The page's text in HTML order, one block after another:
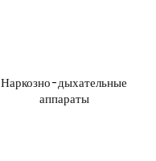
Наркозно-дыхательные
аппараты